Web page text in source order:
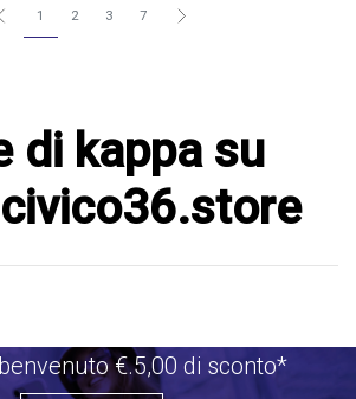
1 2 3 7
di kappa su
€.5,00 di sconto*